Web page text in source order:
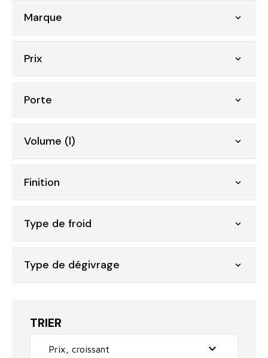
Marque 
Prix 
Porte 
Volume (l) 
Finition 
Type de froid 
Type de dégivrage 
TRIER
Prix, croissant 